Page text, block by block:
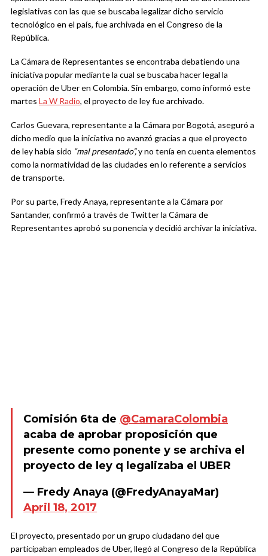
legislativas con las que se buscaba legalizar dicho servicio
tecnológico en el país, fue archivada en el Congreso de la
República.
La Cámara de Representantes se encontraba debatiendo una
iniciativa popular mediante la cual se buscaba hacer legal la
operación de Uber en Colombia. Sin embargo, como informó este
martes La W Radio, el proyecto de ley fue archivado.
Carlos Guevara, representante a la Cámara por Bogotá, aseguró a
dicho medio que la iniciativa no avanzó gracias a que el proyecto
de ley había sido “mal presentado”,y no tenía en cuenta elementos
como la normatividad de las ciudades en lo referente a servicios
de transporte.
Por su parte, Fredy Anaya, representante a la Cámara por
Santander, confirmó a través de Twitter la Cámara de
Representantes aprobó su ponencia y decidió archivar la iniciativa.
Comisión 6ta de @CamaraColombia
acaba de aprobar proposición que
presente como ponente y se archiva el
proyecto de ley q legalizaba el UBER
— Fredy Anaya (@FredyAnayaMar)
April 18, 2017
El proyecto, presentado por un grupo ciudadano del que
participaban empleados de Uber, llegó al Congreso de la República